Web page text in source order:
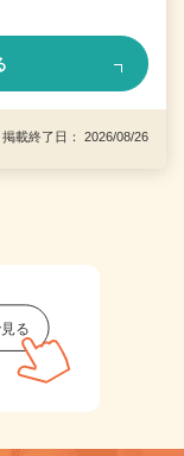
載終了日： 2026/08/26